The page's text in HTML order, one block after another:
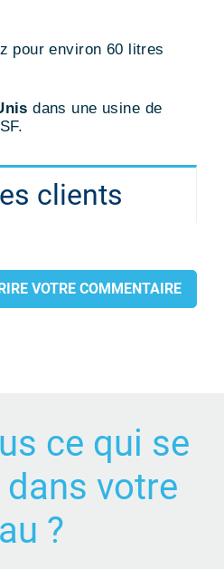
pour environ 60 litres
dans une usine de
clients
VOTRE COMMENTAIRE
ce qui se
votre
?